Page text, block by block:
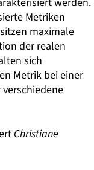
Metriken
maximale
der realen
sich
Metrik bei einer
Christiane